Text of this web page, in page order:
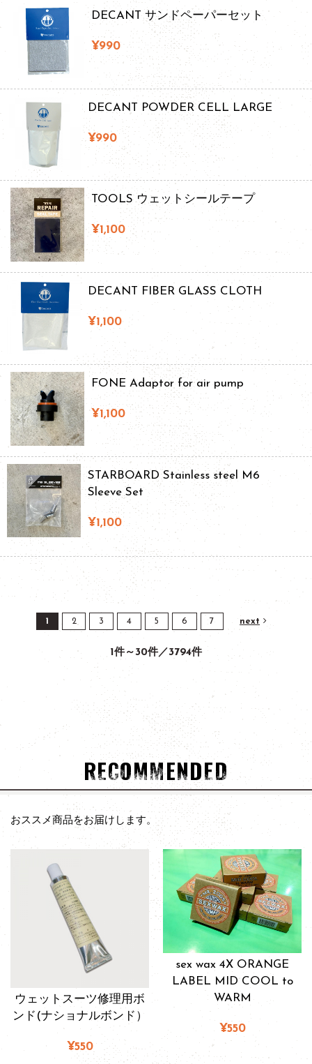
DECANT サンドペーパーセット
¥990
DECANT POWDER CELL LARGE
¥990
TOOLS ウェットシールテープ
¥1,100
DECANT FIBER GLASS CLOTH
¥1,100
FONE Adaptor for air pump
¥1,100
STARBOARD Stainless steel M6
Sleeve Set
¥1,100
1 2 3 4 5 6 7 next
1件～30件／3794件
RECOMMENDED
おススメ商品をお届けします。
ウェットスーツ修理用ボ
ンド(ナショナルボンド）
¥550
sex wax 4X ORANGE
LABEL MID COOL to
WARM
¥550